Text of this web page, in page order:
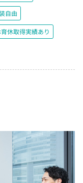
自由
休取得実績あり